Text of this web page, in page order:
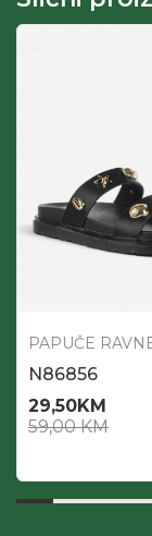
PAPUČE
N86856
29,50KM
59,00KM